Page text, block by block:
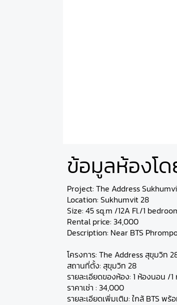
ข้อมูลห้องโด
Project: The Address
Location: Sukhumvit 28
Size: 45 sq.m /12A Fl./1
Rental price: 34,000
Description: Near BTS
โครงการ: The Address สุขุมวิท
สถานที่ตั้ง: สุขุมวิท 28
รายละเอียดของห้อง: 1 ห้องนอน /
ราคาเช่า : 34,000
รายละเอียดเพิ่มเติม: ใกล้ BTS พ